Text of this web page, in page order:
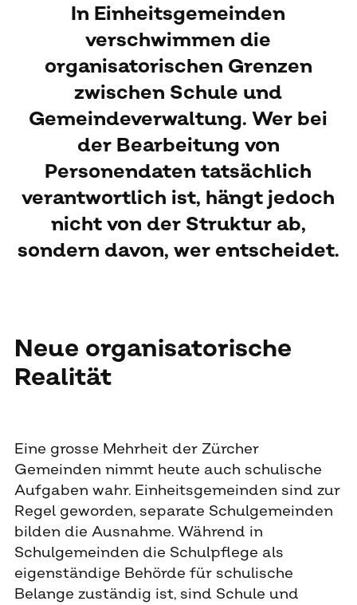
In Einheitsgemeinden
verschwimmen die
organisatorischen Grenzen
zwischen Schule und
Gemeindeverwaltung. Wer bei
der Bearbeitung von
Personendaten tatsächlich
verantwortlich ist, hängt jedoch
nicht von der Struktur ab,
sondern davon, wer entscheidet.
Neue organisatorische
Realität
Eine grosse Mehrheit der Zürcher
Gemeinden nimmt heute auch schulische
Aufgaben wahr. Einheitsgemeinden sind zur
Regel geworden, separate Schulgemeinden
bilden die Ausnahme. Während in
Schulgemeinden die Schulpflege als
eigenständige Behörde für schulische
Belange zuständig ist, sind Schule und